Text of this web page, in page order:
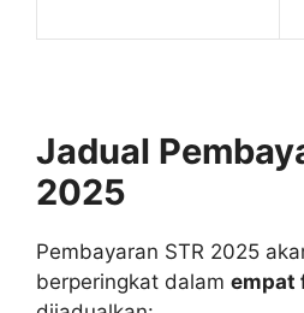
Jadual
2025
Pembayaran STR 2025
berperingkat dalam empat